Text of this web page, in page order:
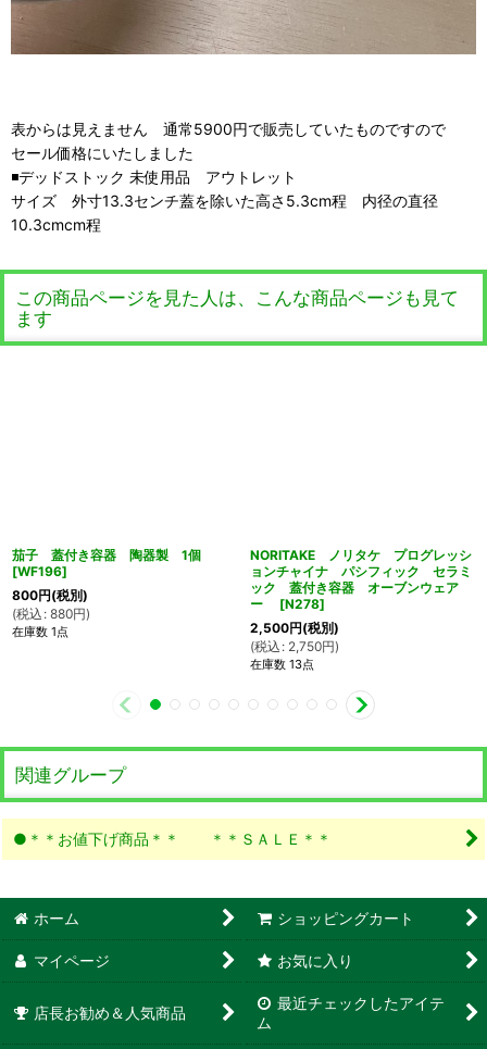
表からは見えません 通常5900円で販売していたものですので
セール価格にいたしました
◾️デッドストック 未使用品 アウトレット
サイズ 外寸13.3センチ蓋を除いた高さ5.3cm程 内径の直径
10.3cmcm程
この商品ページを見た人は、こんな商品ページも見て
ます
茄子 蓋付き容器 陶器製 1個
[WF196]
800円(税別)
(税込 : 880円)
在庫数 1点
NORITAKE ノリタケ プログレッシ
ョンチャイナ パシフィック セラミ
ック 蓋付き容器 オーブンウェア
ー
[N278]
2,500円(税別)
(税込 : 2,750円)
在庫数 13点
関連グループ
●＊＊お値下げ商品＊＊ ＊＊ＳＡＬＥ＊＊
ホーム ショッピングカート
マイページ お気に入り
店長お勧め＆人気商品
最近チェックしたアイテ
ム